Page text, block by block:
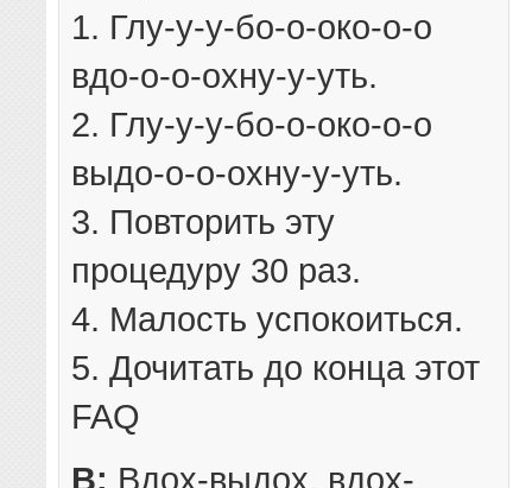
1. Глу-у-у-бо-о-око-о-о
вдо-о-о-охну-у-уть.
2. Глу-у-у-бо-о-око-о-о
выдо-о-о-охну-у-уть.
3. Повторить эту
процедуру 30 раз.
4. Малость успокоиться.
5. Дочитать до конца этот
FAQ
В: Вдох-выдох, вдох-